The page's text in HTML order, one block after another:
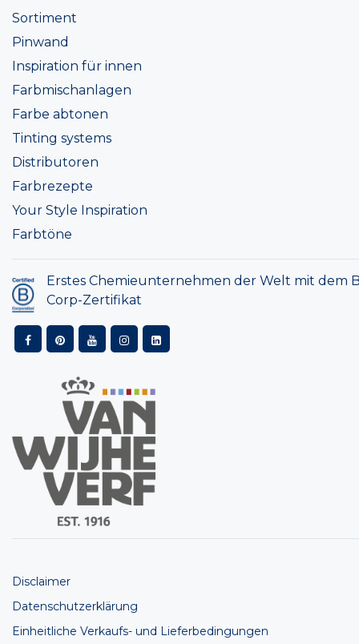
Sortiment
Pinwand
Inspiration für innen
Farbmischanlagen
Farbe abtonen
Tinting systems
Distributoren
Farbrezepte
Your Style Inspiration
Farbtöne
Erstes Chemieunternehmen der Welt mit dem
Corp-Zertifikat
Disclaimer
Datenschutzerklärung
Einheitliche Verkaufs- und Lieferbedingungen